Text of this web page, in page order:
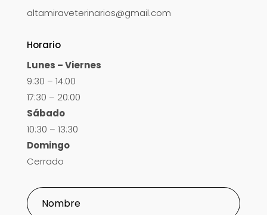
altamiraveterinarios@gmail.com
Horario
Lunes – Viernes
9:30 – 14:00
17:30 – 20:00
Sábado
10:30 – 13:30
Domingo
Cerrado